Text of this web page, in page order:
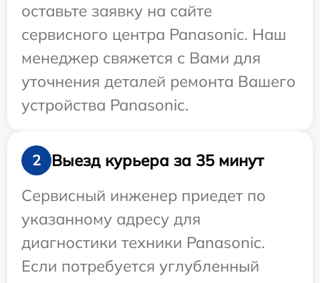
оставьте заявку на сайте
сервисного центра Panasonic. Наш
менеджер свяжется с Вами для
уточнения деталей ремонта Вашего
устройства Panasonic.
2
Выезд курьера за 35 минут
Сервисный инженер приедет по
указанному адресу для
диагностики техники Panasonic.
Если потребуется углубленный